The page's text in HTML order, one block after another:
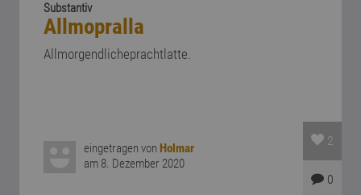
Substantiv
Allmopralla
Allmorgendlicheprachtlatte.
eingetragen von Holmar
am 8. Dezember 2020
2
0